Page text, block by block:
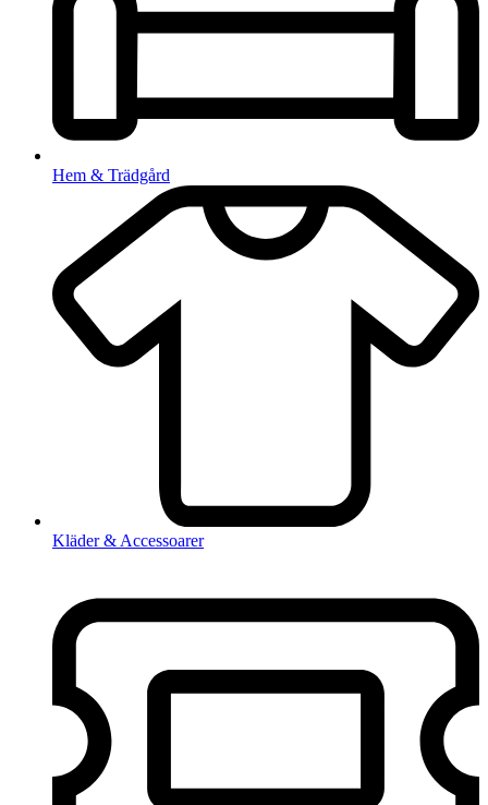
Hem & Trädgård
Kläder & Accessoarer